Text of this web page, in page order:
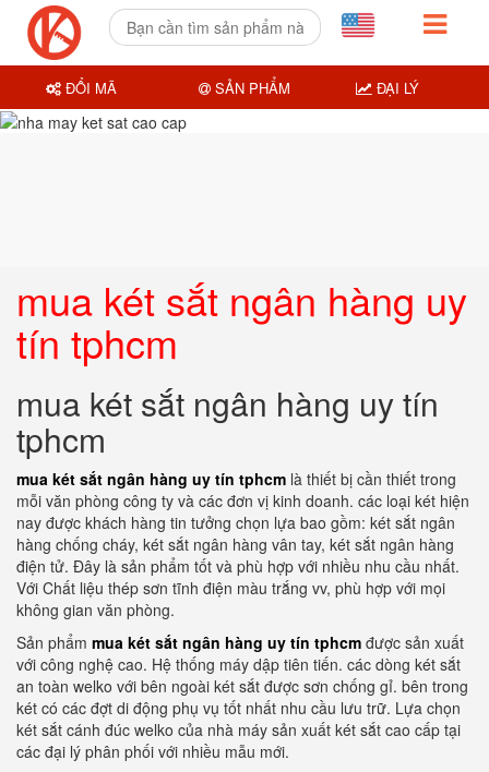
mua két sắt ngân hàng uy
tín tphcm
mua két sắt ngân hàng uy tín
tphcm
mua két sắt ngân hàng uy tín tphcm là thiết bị cần thiết trong
mỗi văn phòng công ty và các đơn vị kinh doanh. các loại két hiện
nay được khách hàng tin tưởng chọn lựa bao gồm: két sắt ngân
hàng chống cháy, két sắt ngân hàng vân tay, két sắt ngân hàng
điện tử. Đây là sản phẩm tốt và phù hợp với nhiều nhu cầu nhất.
Với Chất liệu thép sơn tĩnh điện màu trắng vv, phù hợp với mọi
không gian văn phòng.
Sản phẩm mua két sắt ngân hàng uy tín tphcm được sản xuất
với công nghệ cao. Hệ thống máy dập tiên tiến. các dòng két sắt
an toàn welko với bên ngoài két sắt được sơn chống gỉ. bên trong
két có các đợt di động phụ vụ tốt nhất nhu cầu lưu trữ. Lựa chọn
két sắt cánh đúc welko của nhà máy sản xuất két sắt cao cấp tại
các đại lý phân phối với nhiều mẫu mới.
ĐỔI MÃ SẢN PHẨM ĐẠI LÝ